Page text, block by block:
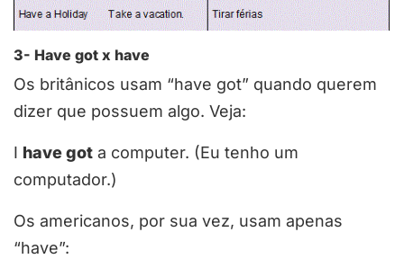
3- Have got x have
Os britânicos usam “have got” quando querem
dizer que possuem algo. Veja:
I have got a computer. (Eu tenho um
computador.)
Os americanos, por sua vez, usam apenas
“have”: